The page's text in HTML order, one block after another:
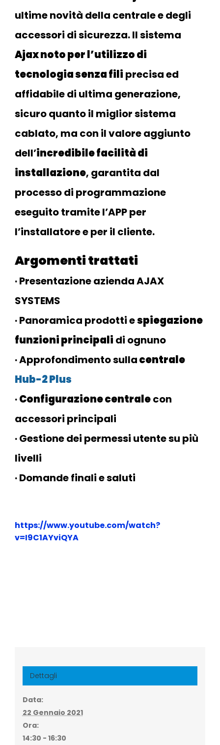
ultime novità della centrale e degli
accessori di sicurezza. Il sistema
Ajax noto per l’utilizzo di
tecnologia senza fili precisa ed
affidabile di ultima generazione,
sicuro quanto il miglior sistema
cablato, ma con il valore aggiunto
dell’incredibile facilità di
installazione, garantita dal
processo di programmazione
eseguito tramite l’APP per
l’installatore e per il cliente.
Argomenti trattati
· Presentazione azienda AJAX
SYSTEMS
· Panoramica prodotti espiegazione
funzioni principali di ognuno
· Approfondimento sullacentrale
Hub-2 Plus
·Configurazione centralecon
accessori principali
· Gestione dei permessi utente su più
livelli
· Domande finali e saluti
https://www.youtube.com/watch?
v=I9C1AYviQYA
Dettagli
Data:
22 Gennaio 2021
Ora:
14:30 - 16:30